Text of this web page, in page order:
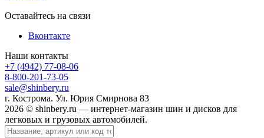
Оставайтесь на связи
Вконтакте
Наши контакты
+7 (4942) 77-08-06
8-800-201-73-05
sale@shinbery.ru
г. Кострома. Ул. Юрия Смирнова 83
2026 © shinbery.ru — интернет-магазин шин и дисков для
легковых и грузовых автомобилей.